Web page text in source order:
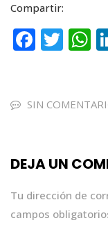
Compartir:
F
e
o
k
T
te
p
SIN
DEJA UN
Tu dirección de
campos